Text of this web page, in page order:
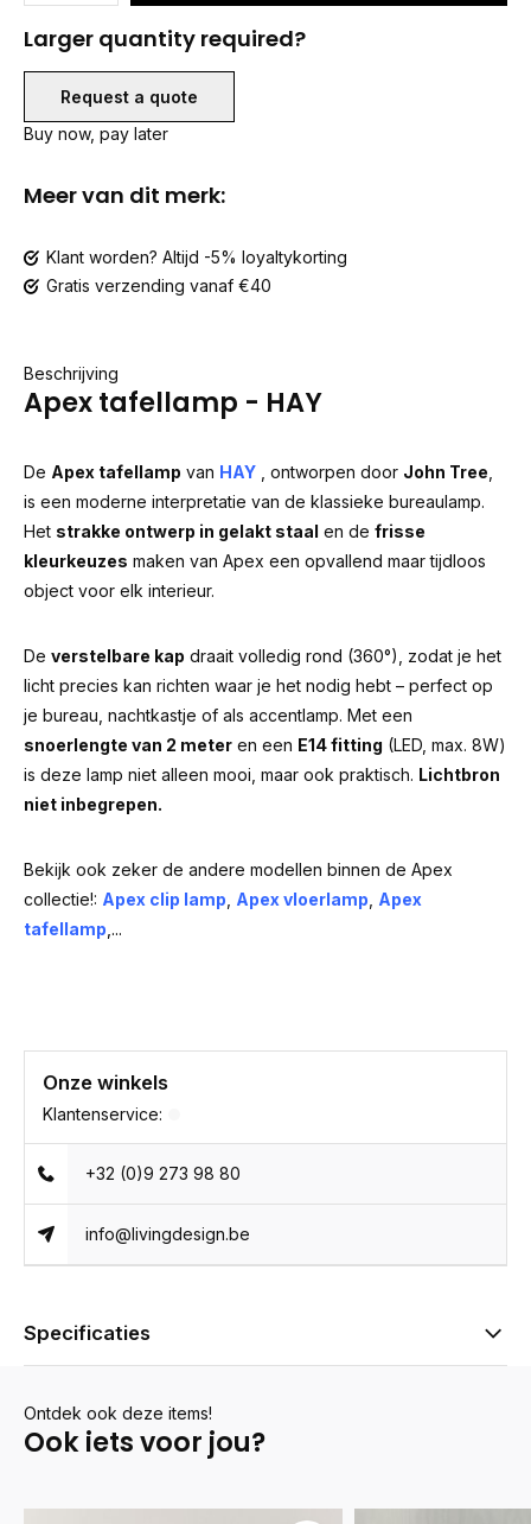
Larger quantity required?
Request a quote
Buy now, pay later
Meer van dit merk:
Klant worden? Altijd -5% loyaltykorting
Gratis verzending vanaf €40
Beschrijving
Apex tafellamp - HAY
De Apex tafellamp van HAY , ontworpen door John Tree
is een moderne interpretatie van de klassieke bureaulamp.
Het strakke ontwerp in gelakt staal en de frisse
kleurkeuzes maken van Apex een opvallend maar tijdloos
object voor elk interieur.
De verstelbare kap draait volledig rond (360°), zodat je het
licht precies kan richten waar je het nodig hebt – perfect op
je bureau, nachtkastje of als accentlamp. Met een
snoerlengte van 2 meter en een E14 fitting (LED, max. 8W)
is deze lamp niet alleen mooi, maar ook praktisch. Lichtbron
niet inbegrepen.
Bekijk ook zeker de andere modellen binnen de Apex
collectie!: Apex clip lamp Apex vloerlamp Apex
tafellamp ,...
Onze winkels
Klantenservice:
+32 (0)9 273 98 80
info@livingdesign.be
Specificaties
Ontdek ook deze items!
Ook iets voor jou?